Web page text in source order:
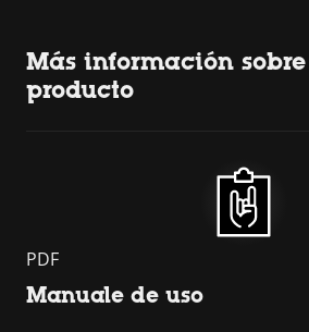
Más información sobre
producto
PDF
Manuale de uso